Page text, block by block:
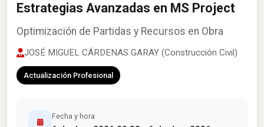
Estrategias Avanzadas en MS Project
Optimización de Partidas y Recursos en Obra
JOSÉ MIGUEL CÁRDENAS GARAY (Construcción Civil)
Actualización Profesional
Fecha y hora